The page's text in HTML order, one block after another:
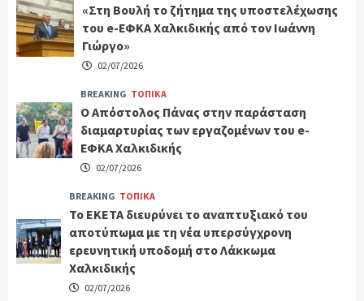
«Στη Βουλή το ζήτημα της υποστελέχωσης
του e-ΕΦΚΑ Χαλκιδικής από τον Ιωάννη
Γιώργο»
02/07/2026
BREAKING ΤΟΠΙΚΑ
Ο Απόστολος Πάνας στην παράσταση
διαμαρτυρίας των εργαζομένων του e-
ΕΦΚΑ Χαλκιδικής
02/07/2026
BREAKING ΤΟΠΙΚΑ
Το ΕΚΕΤΑ διευρύνει το αναπτυξιακό του
αποτύπωμα με τη νέα υπερσύγχρονη
ερευνητική υποδομή στο Λάκκωμα
Χαλκιδικής
02/07/2026